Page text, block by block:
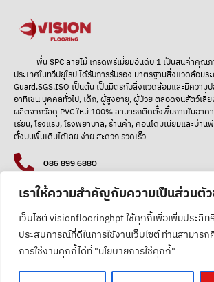
เราให้ความสำคัญกับความเป็นส่วน
เว็บไซต์ visionflooringhpt ใช้คุกกี้เพื่อเพิ่มประสิท
ประสบการณ์ที่ดีในการใช้งานเว็บไซต์ ท่านสามารถ
การใช้งานคุกกี้ได้ที่ "นโยบายการใช้คุกกี้"
พื้น SPC ลายไม้ เกรดพรีเมี่ยมอันดับ 1 เป็นสินค้าคุณภ
ประเทศในทวีปยุโรป ได้รับการรับรอง มาตรฐานสิ่งแวดล้อม
Guard,SGS,ISO เป็นต้น เป็นมิตรกับสิ่งแวดล้อมและมีควา
อาทิเช่น บุคคลทั่วไป, เด็ก, ผู้สูงอายุ, ผู้ป่วย ตลอดจนสัตว์เลี้
ผลิตจากวัสดุ PVC ใหม่ 100% สามารถติดตั้งพื้นภายในอาค
เรียน, โรงแรม, โรงพยาบาล, ร้านค้า, คอนโดมิเนียมและบ้า
ตั้งบนพื้นเดิมได้เลย ง่าย สะดวก รวดเร็ว
086 899 6880
@visionflooring